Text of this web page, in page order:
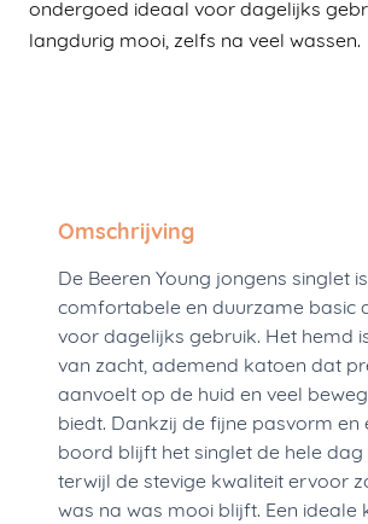
ondergoed ideaal voor dagelijks
langdurig mooi, zelfs na veel wassen.
Omschrijving
De Beeren Young jongens singlet
comfortabele en duurzame basic
voor dagelijks gebruik. Het hemd
van zacht, ademend katoen dat
aanvoelt op de huid en veel
biedt. Dankzij de fijne pasvorm en
boord blijft het singlet de hele dag
terwijl de stevige kwaliteit ervoor
was na was mooi blijft. Een ideale